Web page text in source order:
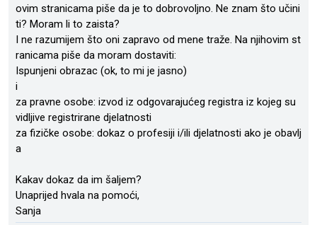
ovim stranicama piše da je to dobrovoljno. Ne znam što učini
ti? Moram li to zaista?
I ne razumijem što oni zapravo od mene traže. Na njihovim st
ranicama piše da moram dostaviti:
Ispunjeni obrazac (ok, to mi je jasno)
i
za pravne osobe: izvod iz odgovarajućeg registra iz kojeg su
vidljive registrirane djelatnosti
za fizičke osobe: dokaz o profesiji i/ili djelatnosti ako je obavlj
a
Kakav dokaz da im šaljem?
Unaprijed hvala na pomoći,
Sanja